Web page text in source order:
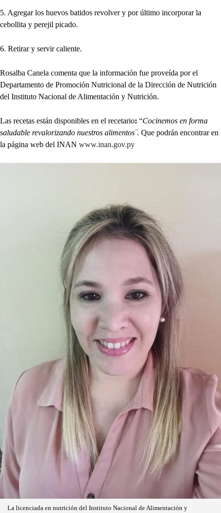
5. Agregar los huevos batidos revolver y por último incorporar la
cebollita y perejil picado.
6. Retirar y servir caliente.
Rosalba Canela comenta que la información fue proveída por el
Departamento de Promoción Nutricional de la Dirección de Nutrición
del Instituto Nacional de Alimentación y Nutrición.
Las recetas están disponibles en el recetario: “Cocinemos en forma
saludable revalorizando nuestros alimentos¨. Que podrán encontrar en
la página web del INAN www.inan.gov.py
La licenciada en nutrición del Instituto Nacional de Alimentación y